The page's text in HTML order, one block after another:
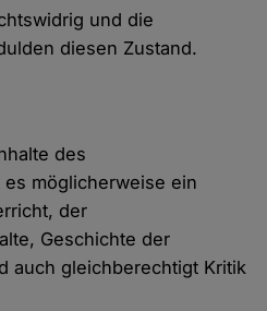
und die
diesen Zustand.
des
möglicherweise ein
der
Geschichte der
auch gleichberechtigt Kritik